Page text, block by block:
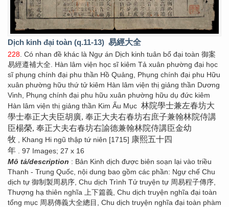
Dịch kinh đại toàn (q.11-13) 易經大全
228 . Có nhan đề khác là Ngự án Dịch kinh tuân bổ đại toàn 御案
易經遵補大全. Hàn lâm viện học sĩ kiêm Tả xuân phường đại học
sĩ phụng chính đại phu thần Hồ Quảng, Phụng chính đại phu Hữu
xuân phường hữu thứ tử kiêm Hàn lâm viện thị giảng thần Dương
Vinh, Phụng chính đại phu hữu xuân phường hữu dụ đức kiêm
Hàn lâm viện thị giảng thần Kim Ấu Mục 林院學士兼左春坊大
學士奉正大夫臣胡廣, 奉正大夫右春坊右庶子兼翰林院侍講
臣楊榮, 奉正大夫右春坊右諭德兼翰林院侍講臣金幼
牧 , Khang Hi ngũ thập tứ niên [1715] 康熙五十四
年 . 97 Images; 27 x 16
Mô tả/description : Bản Kinh dịch được biên soạn lại vào triều
Thanh - Trung Quốc, nội dung bao gồm các phần: Ngự chế Chu
dịch tự 御制製周易序, Chu dịch Trình Tử truyện tự 周易程子傳序,
Thượng hạ thiên nghĩa 上下篇義, Chu dịch truyện nghĩa đại toàn
tổng mục 周易傳義大全總目, Chu dịch truyện nghĩa đại toàn phàm